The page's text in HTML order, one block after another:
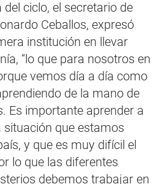
ciclo, el secretario de
Ceballos, expresó
institución en llevar
“lo que para nosotros en
vemos día a día como
de la mano de
Es importante aprender a
situación que estamos
y que es muy difícil el
lo que las diferentes
debemos trabajar en